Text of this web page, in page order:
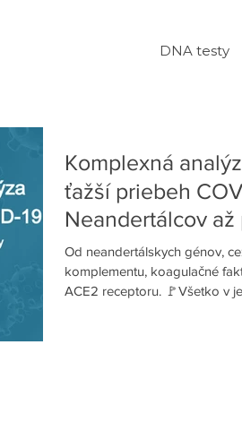
DNA testy
Komplexná
ťažší priebeh
Neandertálcov až
skupiny"
Od neandertálskych génov,
komplementu, koagulačné
ACE2 receptoru. 🚩Všetko v